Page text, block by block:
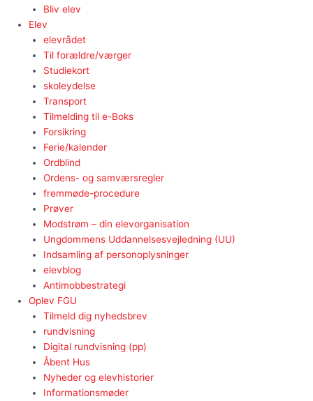
Bliv elev
Elev
elevrådet
Til forældre/værger
Studiekort
skoleydelse
Transport
Tilmelding til e-Boks
Forsikring
Ferie/kalender
Ordblind
Ordens- og samværsregler
fremmøde-procedure
Prøver
Modstrøm – din elevorganisation
Ungdommens Uddannelsesvejledning (UU)
Indsamling af personoplysninger
elevblog
Antimobbestrategi
Oplev FGU
Tilmeld dig nyhedsbrev
rundvisning
Digital rundvisning (pp)
Åbent Hus
Nyheder og elevhistorier
Informationsmøder